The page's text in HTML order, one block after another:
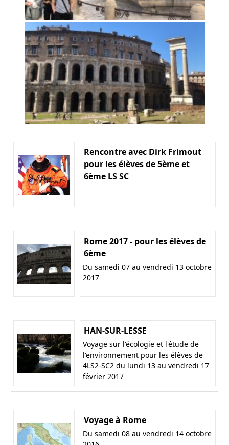
Rencontre avec Dirk Frimout
pour les élèves de 5ème et
6ème LS SC
Rome 2017 - pour les élèves de
6ème
Du samedi 07 au vendredi 13 octobre
2017
HAN-SUR-LESSE
Voyage sur l'écologie et l'étude de
l'environnement pour les élèves de
4LS2-SC2 du lundi 13 au vendredi 17
février 2017
Voyage à Rome
Du samedi 08 au vendredi 14 octobre